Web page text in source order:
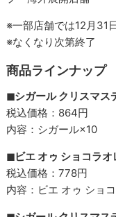
※一部店舗では12月31
※なくなり次第終了
商品ラインナップ
◼︎シガール クリスマス
税込価格：864円
内容：シガール×10
◼︎ビエ オゥ ショコラ
税込価格：778円
内容：ビエ オゥ ショ